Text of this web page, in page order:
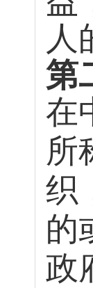
人
第
在
所
织
的
政